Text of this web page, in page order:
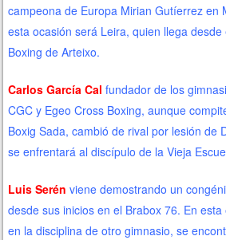
campeona de Europa Mirian Gutíerrez en
esta ocasión será Leira, quien llega desde
Boxing de Arteixo.
Carlos García Cal fundador de los
CGC y Egeo Cross Boxing, aunque
Boxig Sada, cambió de rival por lesión de
se enfrentará al discípulo de la Vieja
Luis Serén viene demostrando un
desde sus inicios en el Brabox 76. En
en la disciplina de otro gimnasio, se